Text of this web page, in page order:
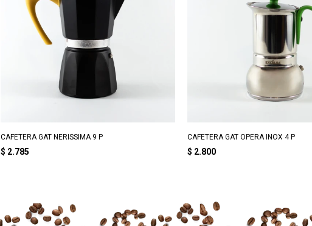
CAFETERA GAT NERISSIMA 9 P
$ 2.785
CAFETERA GAT OPERA INOX 4 P
$ 2.800